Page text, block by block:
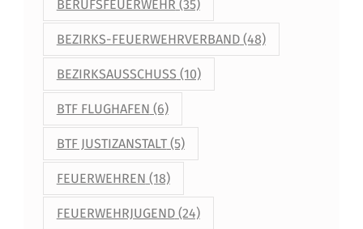
BERUFSFEUERWEHR (35)
BEZIRKS-FEUERWEHRVERBAND(48)
BEZIRKSAUSSCHUSS (10)
BTF FLUGHAFEN (6)
BTF JUSTIZANSTALT(5)
FEUERWEHREN (18)
FEUERWEHRJUGEND(24)